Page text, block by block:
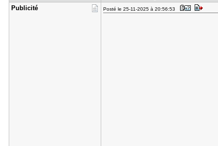
Publicité Posté le 25-11-2025 à 20:56:53